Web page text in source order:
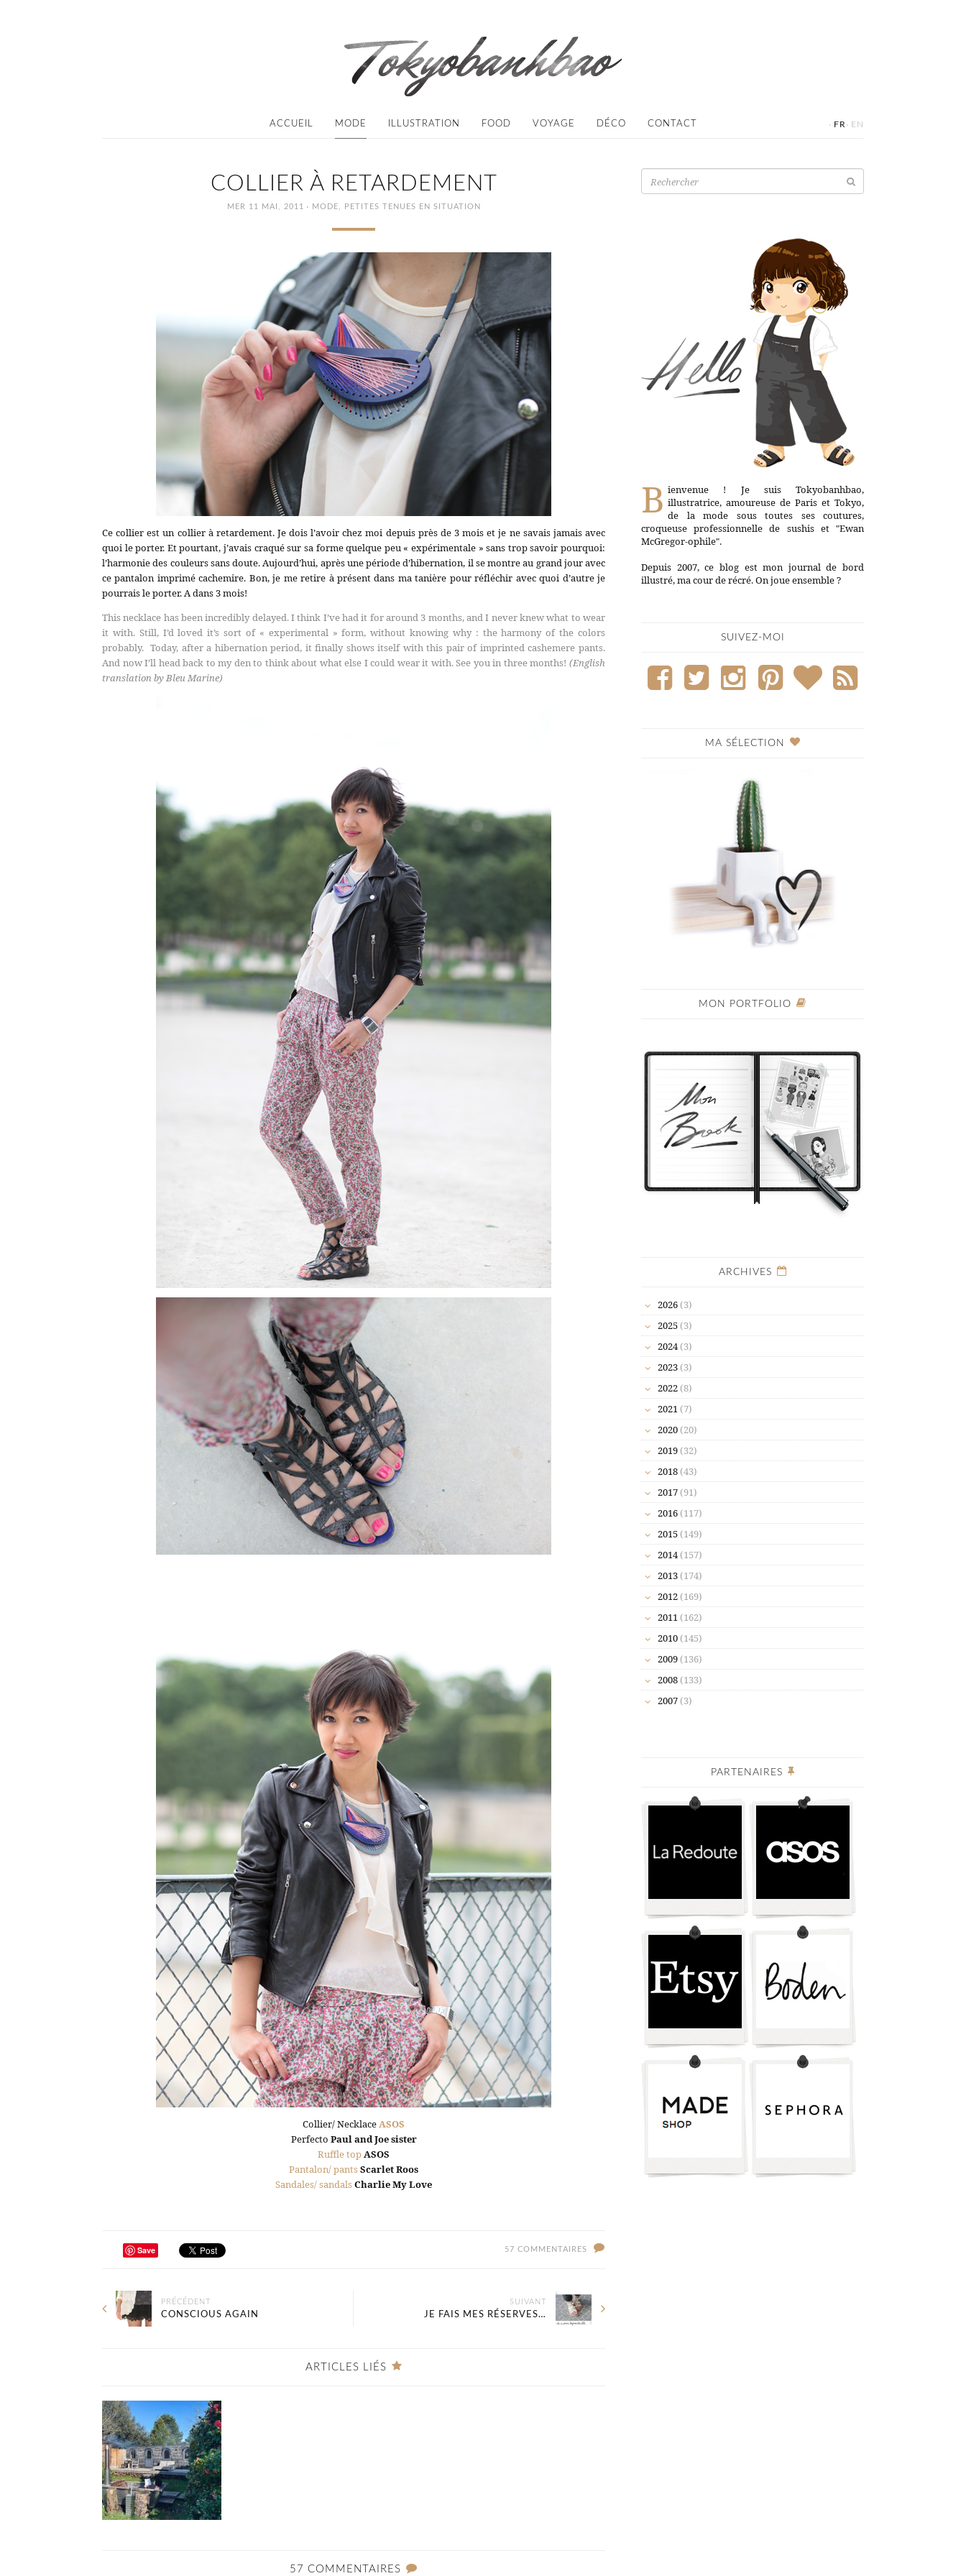
ACCUEIL MODE ILLUSTRATION FOOD VOYAGE DÉCO CONTACT · FR · EN
COLLIER À RETARDEMENT
MER 11 MAI, 2011 · MODE PETITES TENUES EN SITUATION
Ce collier est un collier à retardement. Je dois l’avoir chez moi depuis près de 3 mois et je ne savais jamais avec
quoi le porter. Et pourtant, j’avais craqué sur sa forme quelque peu « expérimentale » sans trop savoir pourquoi:
l’harmonie des couleurs sans doute. Aujourd’hui, après une période d’hibernation, il se montre au grand jour avec
ce pantalon imprimé cachemire. Bon, je me retire à présent dans ma tanière pour réfléchir avec quoi d’autre je
pourrais le porter. A dans 3 mois!
This necklace has been incredibly delayed. I think I’ve had it for around 3 months, and I never knew what to wear
it with. Still, I’d loved it’s sort of « experimental » form, without knowing why : the harmony of the colors
probably. Today, after a hibernation period, it finally shows itself with this pair of imprinted cashemere pants.
And now I’ll head back to my den to think about what else I could wear it with. See you in three months! (English
translation by Bleu Marine)
Collier/ Necklace ASOS
Perfecto Paul and Joe sister
Ruffle top ASOS
Pantalon/ pantsScarlet Roos
Sandales/ sandalsCharlie My Love
Save 57 COMMENTAIRES
PRÉCÉDENT
CONSCIOUS AGAIN
SUIVANT
JE FAIS MES RÉSERVES…
ARTICLES LIÉS
57 COMMENTAIRES
Recherche
pour:
B ienvenue ! Je suis Tokyobanhbao,
illustratrice, amoureuse de Paris et Tokyo,
de la mode sous toutes ses coutures,
croqueuse professionnelle de sushis et "Ewan
McGregor-ophile".
Depuis 2007, ce blog est mon journal de bord
illustré, ma cour de récré. On joue ensemble ?
SUIVEZ-MOI
MA SÉLECTION
MON PORTFOLIO
ARCHIVES
2026 (3)
2025 (3)
2024 (3)
2023 (3)
2022 (8)
2021 (7)
2020 (20)
2019 (32)
2018 (43)
2017 (91)
2016 (117)
2015 (149)
2014 (157)
2013 (174)
2012 (169)
2011 (162)
2010 (145)
2009 (136)
2008 (133)
2007 (3)
PARTENAIRES